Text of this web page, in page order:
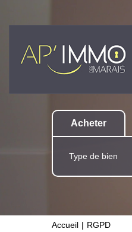
Acheter
Type de bien
Accueil RGPD